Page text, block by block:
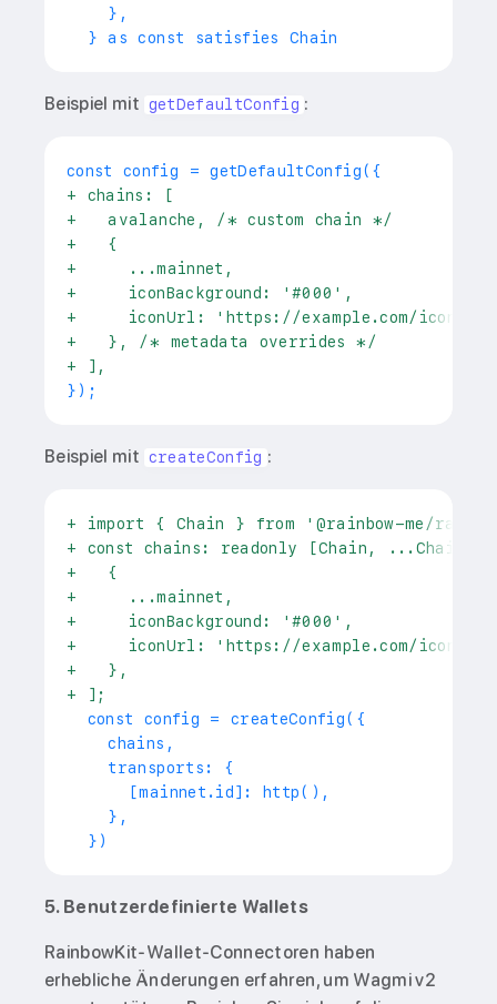
   },
} as const satisfies Chain
Beispiel mit getDefaultConfig :
+ chains: [
+
   avalanche, /* custom chain */
+
   {
+
     ...mainnet,
+
     iconBackground: '#000',
+
iconUrl: 'https://example.com/icons/
+
   }, /* metadata overrides */
+ ],
Beispiel mit createConfig :
+ import { Chain } from '@rainbow-me/
+ const chains: readonly [Chain,
+
   {
+
     ...mainnet,
+
     iconBackground: '#000',
+
iconUrl: 'https://example.com/icons/
+
   },
+ ];
const config = createConfig({
   chains,
   transports: {
     [mainnet.id]: http(),
   },
})
5. Benutzerdefinierte Wallets
RainbowKit-Wallet-Connectoren haben
erhebliche Änderungen erfahren, um Wagmi v2